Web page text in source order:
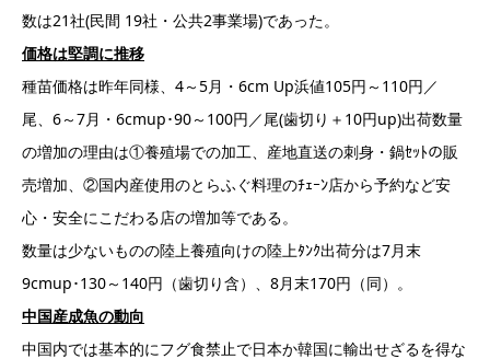
数は21社(民間 19社・公共2事業場)であった。
価格は堅調に推移
種苗価格は昨年同様、4～5月・6cm Up浜値105円～110円／
尾、6～7月・6cmup･90～100円／尾(歯切り＋10円up)出荷数量
の増加の理由は①養殖場での加工、産地直送の刺身・鍋ｾｯﾄの販
売増加、②国内産使用のとらふぐ料理のﾁｪｰﾝ店から予約など安
心・安全にこだわる店の増加等である。
数量は少ないものの陸上養殖向けの陸上ﾀﾝｸ出荷分は7月末
9cmup･130～140円（歯切り含）、8月末170円（同）。
中国産成魚の動向
中国内では基本的にフグ食禁止で日本か韓国に輸出せざるを得な